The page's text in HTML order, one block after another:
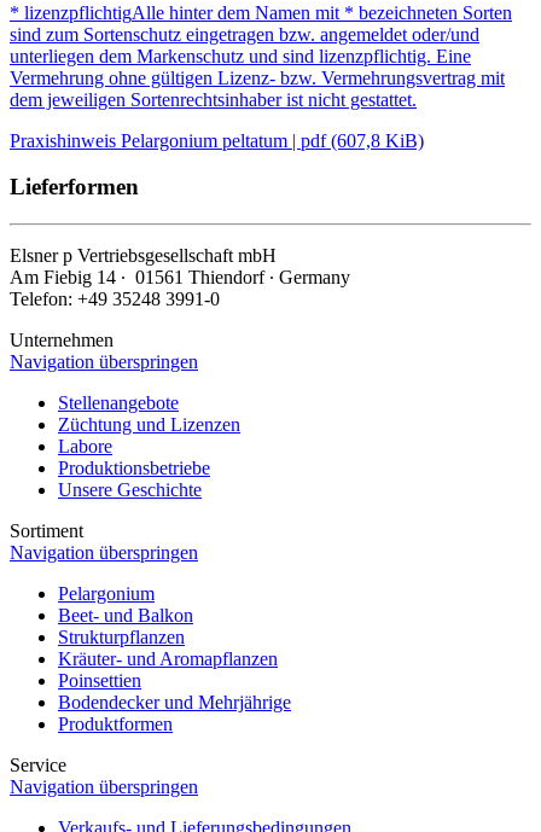
* lizenzpflichtigAlle hinter dem Namen mit * bezeichneten Sorten
sind zum Sortenschutz eingetragen bzw. angemeldet oder/und
unterliegen dem Markenschutz und sind lizenzpflichtig. Eine
Vermehrung ohne gültigen Lizenz- bzw. Vermehrungsvertrag mit
dem jeweiligen Sortenrechtsinhaber ist nicht gestattet.
Praxishinweis Pelargonium peltatum | pdf (607,8 KiB)
Lieferformen
Elsnerp Vertriebsgesellschaft mbH
Am Fiebig 14 ∙ 01561 Thiendorf ∙ Germany
Telefon: +49 35248 3991-0
Unternehmen
Navigation überspringen
Stellenangebote
Züchtung und Lizenzen
Labore
Produktionsbetriebe
Unsere Geschichte
Sortiment
Navigation überspringen
Pelargonium
Beet- und Balkon
Strukturpflanzen
Kräuter- und Aromapflanzen
Poinsettien
Bodendecker und Mehrjährige
Produktformen
Service
Navigation überspringen
Verkaufs- und Lieferungsbedingungen